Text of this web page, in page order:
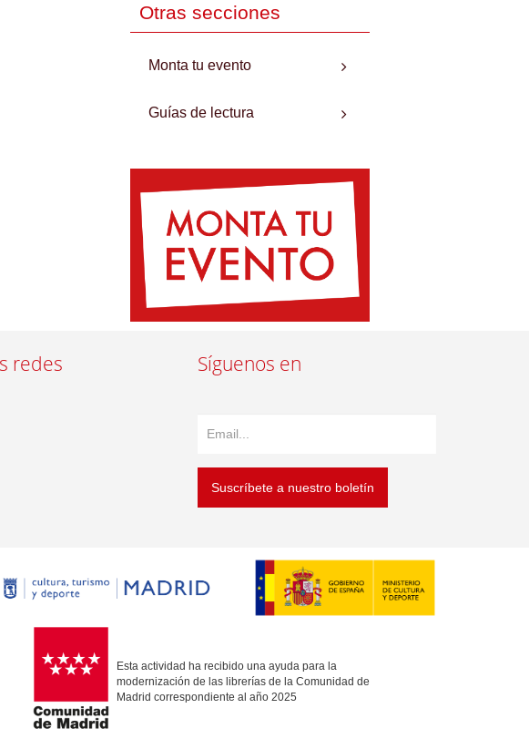
Otras secciones
Monta tu evento
Guías de lectura
redes Síguenos en
Suscríbete a nuestro boletín
Esta actividad ha recibido una ayuda para la
modernización de las librerías de la Comunidad de
Madrid correspondiente al año 2025